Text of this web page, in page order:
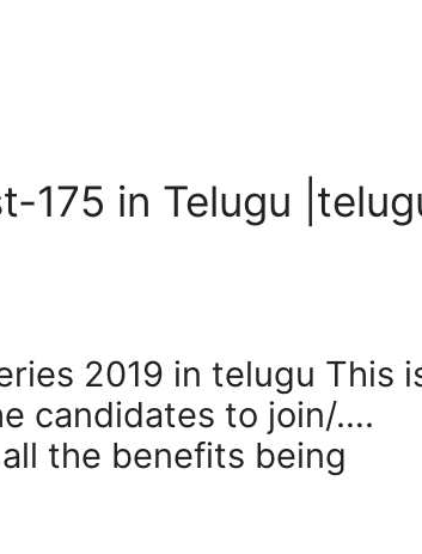
175 in Telugu
2019 in telugu This
candidates to join/….
the benefits being